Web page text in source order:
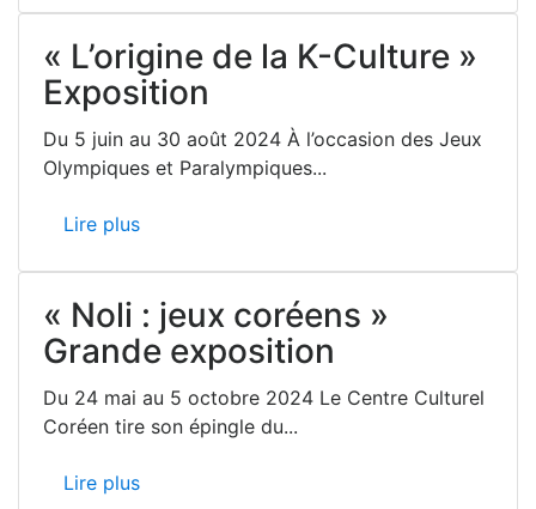
« L’origine de la K-Culture »
Exposition
Du 5 juin au 30 août 2024 À l’occasion des Jeux
Olympiques et Paralympiques...
Lire plus
« Noli : jeux coréens »
Grande exposition
Du 24 mai au 5 octobre 2024 Le Centre Culturel
Coréen tire son épingle du...
Lire plus